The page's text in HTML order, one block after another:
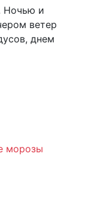
Ночью и
ветер
днем
морозы